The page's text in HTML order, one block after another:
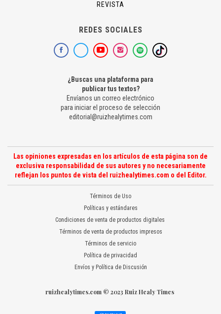
REVISTA
REDES SOCIALES
¿Buscas una plataforma para
publicar tus textos?
Envíanos un correo electrónico
para iniciar el proceso de selección
editorial@ruizhealytimes.com
Las opiniones expresadas en los artículos de esta página son de
exclusiva responsabilidad de sus autores y no necesariamente
reflejan los puntos de vista del ruizhealytimes.com o del Editor.
Términos de Uso
Políticas y estándares
Condiciones de venta de productos digitales
Términos de venta de productos impresos
Términos de servicio
Política de privacidad
Envíos y Política de Discusión
ruizhealytimes.com © 2023 Ruiz Healy Times